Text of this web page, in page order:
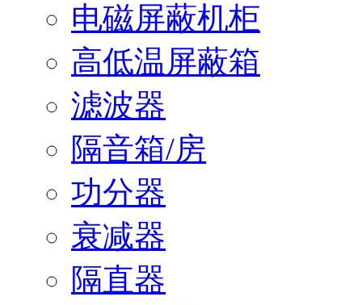
电磁屏蔽机柜
高低温屏蔽箱
滤波器
隔音箱/房
功分器
衰减器
隔直器